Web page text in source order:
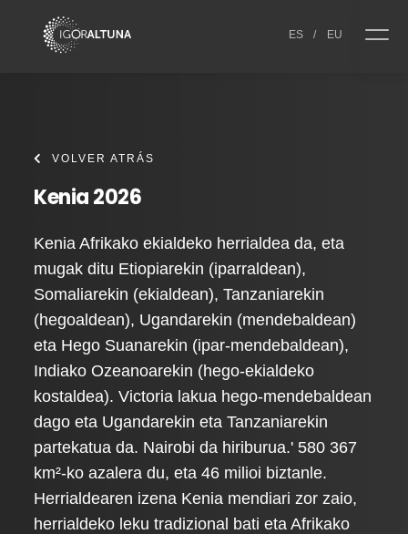
ES / EU
VOLVER ATRÁS
Kenia 2026
Kenia Afrikako ekialdeko herrialdea da, eta
mugak ditu Etiopiarekin (iparraldean),
Somaliarekin (ekialdean), Tanzaniarekin
(hegoaldean), Ugandarekin (mendebaldean)
eta Hego Suanarekin (ipar-mendebaldean),
Indiako Ozeanoarekin (hego-ekialdeko
kostaldea). Victoria lakua hego-mendebaldean
dago eta Ugandarekin eta Tanzaniarekin
partekatua da. Nairobi da hiriburua.' 580 367
km²-ko azalera du, eta 46 milioi biztanle.
Herrialdearen izena Kenia mendiari zor zaio,
herrialdeko leku tradizional bati eta Afrikako